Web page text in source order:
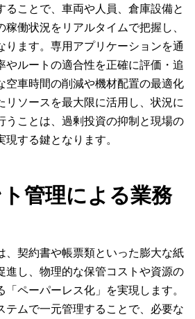
ることで、車両や人員、倉庫設備と
働状況をリアルタイムで把握し、
ります。専用アプリケーションを通
やルートの適合性を正確に評価・追
空車時間の削減や機材配置の最適化
リソースを最大限に活用し、状況に
うことは、過剰投資の抑制と現場の
する鍵となります。
管理による業務
、契約書や帳票類といった膨大な紙
進し、物理的な保管コストや資源の
ペーパーレス化」を実現します。
テムで一元管理することで、必要な